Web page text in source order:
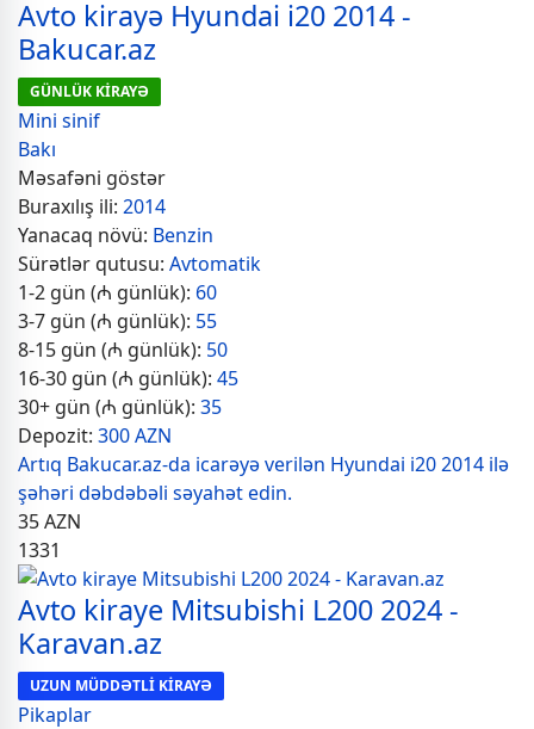
Avto kirayə Hyundai i20 2014 -
Bakucar.az
GÜNLÜK KİRAYƏ
Mini sinif
Bakı
Məsafəni göstər
Buraxılış ili: 2014
Yanacaq növü: Benzin
Sürətlər qutusu: Avtomatik
1-2 gün (₼ günlük): 60
3-7 gün (₼ günlük): 55
8-15 gün (₼ günlük): 50
16-30 gün (₼ günlük): 45
30+ gün (₼ günlük): 35
Depozit: 300 AZN
Artıq Bakucar.az-da icarəyə verilən Hyundai i20 2014 ilə
şəhəri dəbdəbəli səyahət edin.
35AZN
1331
Avto kiraye Mitsubishi L200 2024 -
Karavan.az
UZUN MÜDDƏTLİ KİRAYƏ
Pikaplar